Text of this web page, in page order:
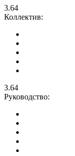
3.64
Коллектив:
3.64
Руководство: